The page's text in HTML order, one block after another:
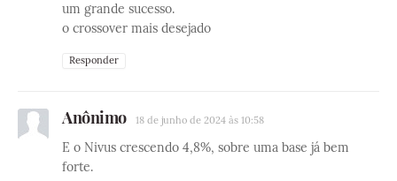
um grande sucesso.
o crossover mais desejado
Responder
Anônimo 18 de junho de 2024 às 10:58
E o Nivus crescendo 4,8%, sobre uma base já bem
forte.